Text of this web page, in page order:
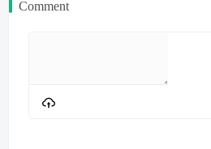
Comment